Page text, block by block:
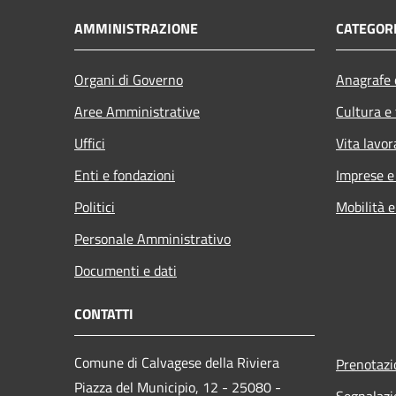
AMMINISTRAZIONE
Organi di Governo
Aree Amministrative
Uffici
Enti e fondazioni
Politici
Personale Amministrativo
Documenti e dati
Cultura
Vita
Imprese
Mobilità
CONTATTI
Comune di Calvagese della Riviera
Piazza del Municipio, 12 - 25080 -